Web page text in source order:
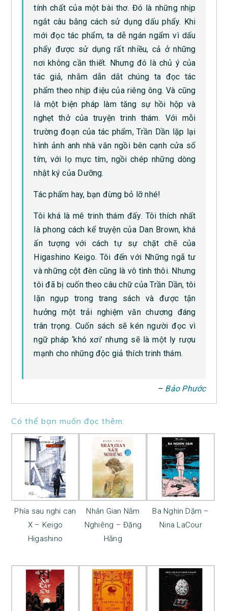
tính chất của một bài thơ. Đó là những nhịp
ngắt câu bằng cách sử dụng dấu phẩy. Khi
mới đọc tác phẩm, ta dễ ngán ngẩm vì dấu
phẩy được sử dụng rất nhiều, cả ở những
nơi không cần thiết. Nhưng đó là chủ ý của
tác giả, nhằm dẫn dắt chúng ta đọc tác
phẩm theo nhịp điệu của riêng ông. Và cũng
là một biện pháp làm tăng sự hồi hộp và
nghẹt thở của truyện trinh thám. Với mỗi
trường đoạn của tác phẩm, Trần Dần lặp lại
hình ảnh anh nhà văn ngồi bên cạnh cửa sổ
tím, với lọ mực tím, ngồi chép những dòng
nhật ký của Dưỡng.
Tác phẩm hay, bạn đừng bỏ lỡ nhé!
Tôi khá là mê trinh thám đấy. Tôi thích nhất
là phong cách kể truyện của Dan Brown, khá
ấn tượng với cách tự sự chặt chẽ của
Higashino Keigo. Tôi đến với Những ngã tư
và những cột đèn cũng là vô tình thôi. Nhưng
tôi đã bị cuốn theo câu chữ của Trần Dần, tôi
lặn ngụp trong trang sách và được tận
hưởng một trải nghiệm văn chương đáng
trân trọng. Cuốn sách sẽ kén người đọc vì
ngữ pháp ‘khó xơi’ nhưng sẽ là một ly rượu
mạnh cho những độc giả thích trinh thám.
– Bảo Phước
Có thể bạn muốn đọc thêm:
Phía sau nghi can
X – Keigo
Higashino
Nhân Gian Nằm
Nghiêng – Đặng
Hằng
Ba Nghìn Dặm –
Nina LaCour